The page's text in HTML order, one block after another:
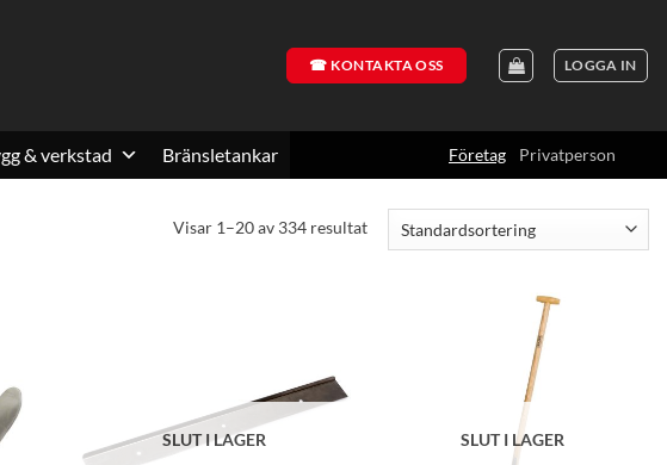
☎ KONTAKTA OSS LOGGA IN
& verkstad Bränsletankar Företag Privatperson
Visar 1–20 av 334 resultat
SLUT I LAGER SLUT I LAGER